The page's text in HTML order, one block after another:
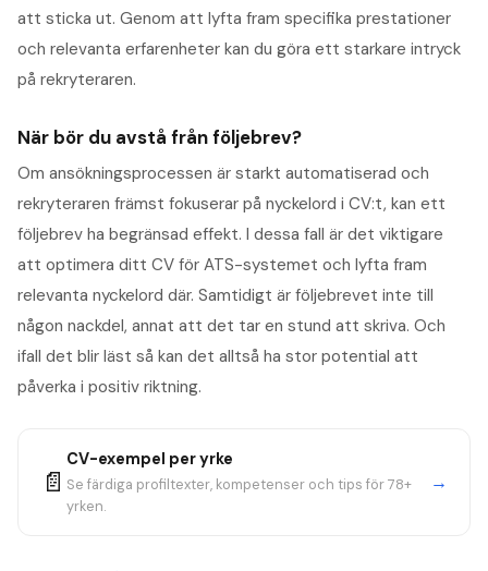
att sticka ut. Genom att lyfta fram specifika prestationer
och relevanta erfarenheter kan du göra ett starkare intryck
på rekryteraren.
När bör du avstå från följebrev?
Om ansökningsprocessen är starkt automatiserad och
rekryteraren främst fokuserar på nyckelord i CV:t, kan ett
följebrev ha begränsad effekt. I dessa fall är det viktigare
att optimera ditt CV för ATS-systemet och lyfta fram
relevanta nyckelord där. Samtidigt är följebrevet inte till
någon nackdel, annat att det tar en stund att skriva. Och
ifall det blir läst så kan det alltså ha stor potential att
påverka i positiv riktning.
📄
CV-exempel per yrke
Se färdiga profiltexter, kompetenser och tips för 78+
yrken.
→